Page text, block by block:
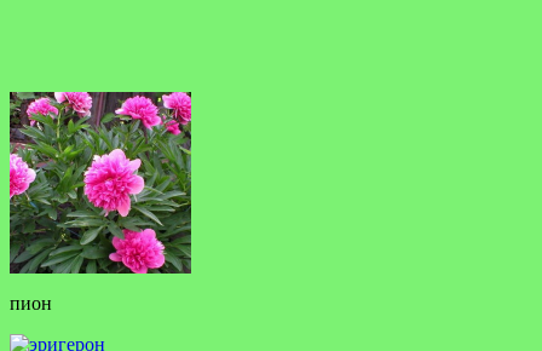
пион